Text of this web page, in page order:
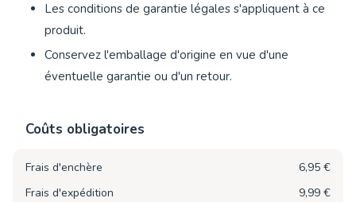
Les conditions de garantie légales s'appliquent à ce
produit.
Conservez l'emballage d'origine en vue d'une
éventuelle garantie ou d'un retour.
Coûts obligatoires
Frais d'enchère
6,95 €
Frais d'expédition
9,99 €